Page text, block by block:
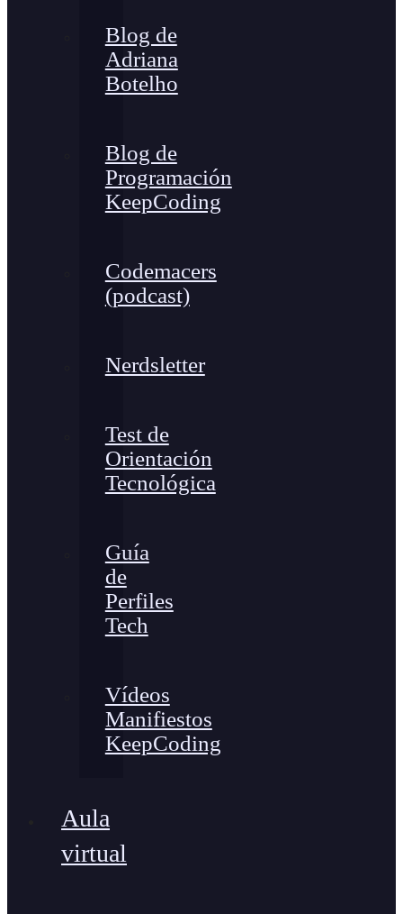
Blog de
Adriana
Botelho
Blog de
Programación
KeepCoding
Codemacers
(podcast)
Nerdsletter
Test de
Orientación
Tecnológica
Guía
de
Perfiles
Tech
Vídeos
Manifiestos
KeepCoding
Aula
virtual